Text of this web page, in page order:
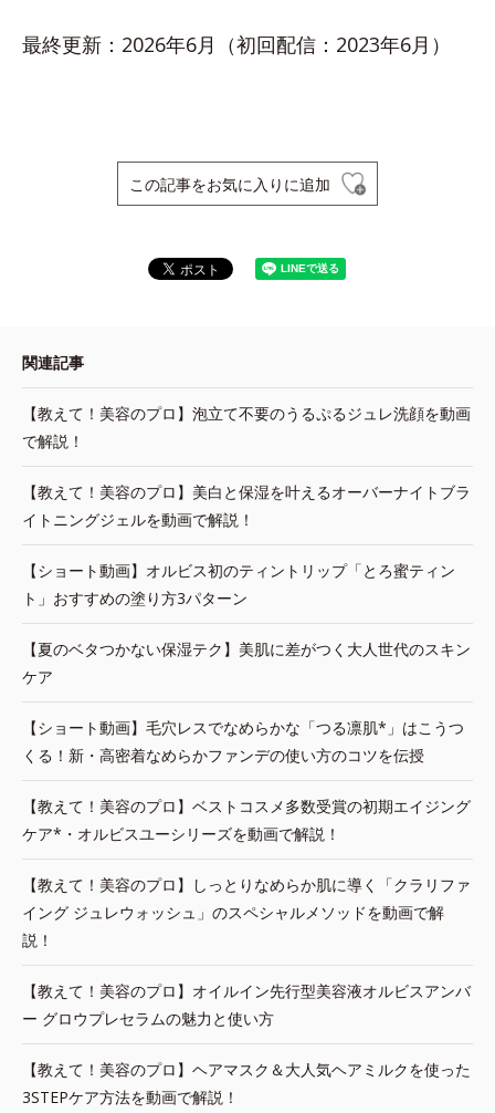
最終更新：2026年6月（初回配信：2023年6月）
この記事をお気に入りに追加
関連記事
【教えて！美容のプロ】泡立て不要のうるぷるジュレ洗顔を動画
で解説！
【教えて！美容のプロ】美白と保湿を叶えるオーバーナイトブラ
イトニングジェルを動画で解説！
【ショート動画】オルビス初のティントリップ「とろ蜜ティン
ト」おすすめの塗り方3パターン
【夏のベタつかない保湿テク】美肌に差がつく大人世代のスキン
ケア
【ショート動画】毛穴レスでなめらかな「つる凛肌*」はこうつ
くる！新・高密着なめらかファンデの使い方のコツを伝授
【教えて！美容のプロ】ベストコスメ多数受賞の初期エイジング
ケア*・オルビスユーシリーズを動画で解説！
【教えて！美容のプロ】しっとりなめらか肌に導く「クラリファ
イング ジュレウォッシュ」のスペシャルメソッドを動画で解
説！
【教えて！美容のプロ】オイルイン先行型美容液オルビスアンバ
ー グロウプレセラムの魅力と使い方
【教えて！美容のプロ】ヘアマスク＆大人気ヘアミルクを使った
3STEPケア方法を動画で解説！